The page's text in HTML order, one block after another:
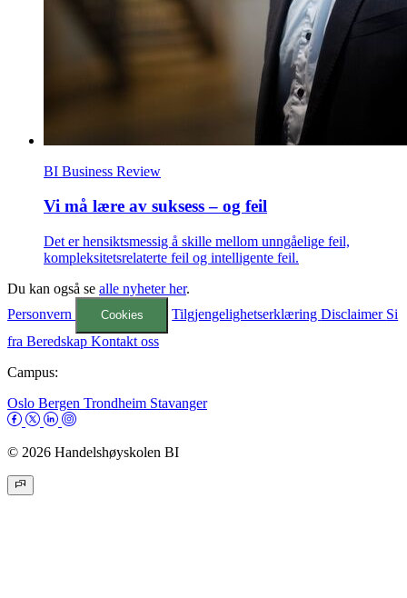
BI Business Review
Vi må lære av suksess – og feil
Det er hensiktsmessig å skille mellom unngåelige feil,
kompleksitetsrelaterte feil og intelligente feil.
Du kan også se alle nyheter her.
Personvern
Cookies TilgjengelighetserklæringDisclaimer Si
fra Beredskap Kontakt oss
Campus:
Oslo Bergen Trondheim Stavanger
© 2026 Handelshøyskolen BI